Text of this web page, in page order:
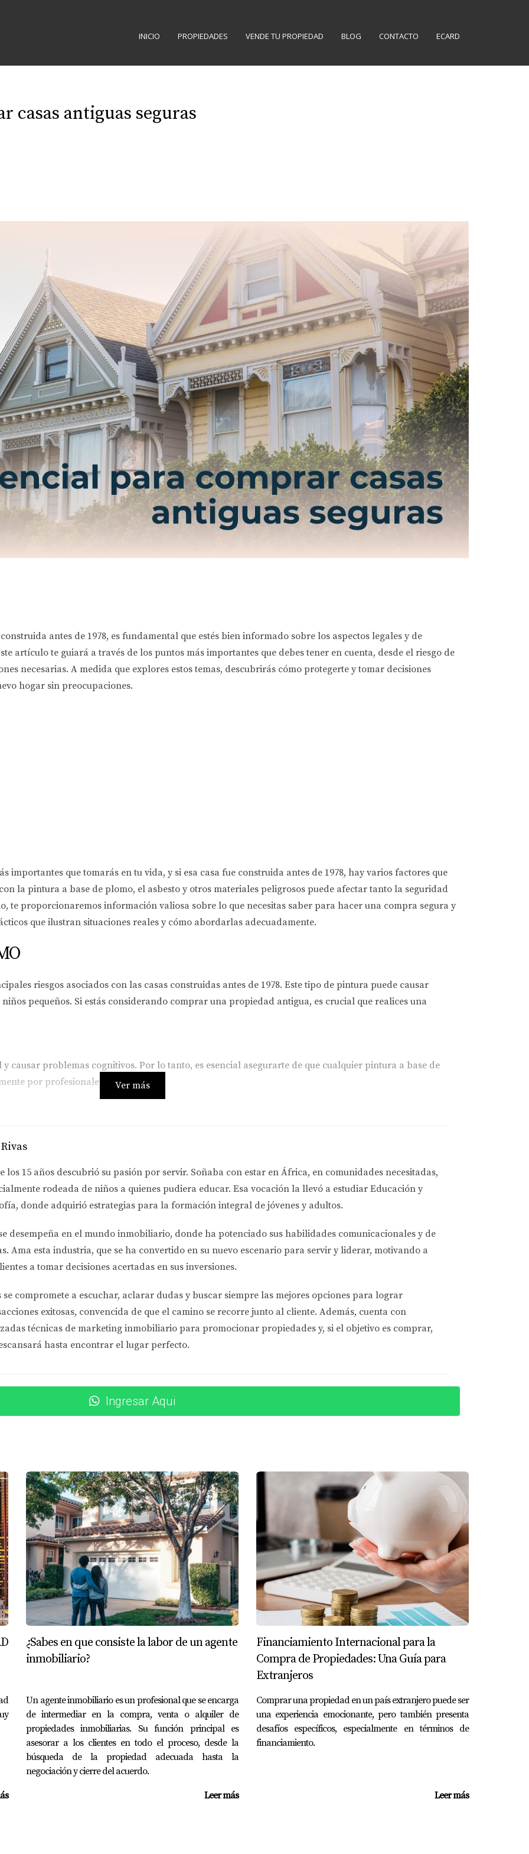
INICIO PROPIEDADES VENDE TU PROPIEDAD BLOG CONTACTO ECARD
casas antiguas seguras
antes de 1978, es fundamental que estés bien informado sobre los aspectos legales y de
artículo te guiará a través de los puntos más importantes que debes tener en cuenta, desde el riesgo de
necesarias. A medida que explores estos temas, descubrirás cómo protegerte y tomar decisiones
hogar sin preocupaciones.
importantes que tomarás en tu vida, y si esa casa fue construida antes de 1978, hay varios factores que
la pintura a base de plomo, el asbesto y otros materiales peligrosos puede afectar tanto la seguridad
te proporcionaremos información valiosa sobre lo que necesitas saber para hacer una compra segura y
que ilustran situaciones reales y cómo abordarlas adecuadamente.
riesgos asociados con las casas construidas antes de 1978. Este tipo de pintura puede causar
pequeños. Si estás considerando comprar una propiedad antigua, es crucial que realices una
causar problemas cognitivos. Por lo tanto, es esencial asegurarte de que cualquier pintura a base de
por profesionales certificados.
base de plomo, hay otras inspecciones que deberías considerar al comprar una casa antigua. Esto
eléctricos obsoletos y problemas estructurales.
para asegurar que no haya riesgos.
que no cumplen con los estándares modernos. Asegúrate de contratar un electricista calificado para
1965 sin realizar una inspección adecuada. Después del cierre, descubrieron pintura a base de plomo y
hecho pruebas previas a la compra, podrían haber negociado un mejor precio o evitado la
en 1970 y decidió realizar una inspección completa. Se encontró asbesto en el aislamiento del ático.
con el vendedor para cubrir parte del costo de eliminación.
Eléctricas
revisar el sistema eléctrico. Después de mudarse, tuvieron problemas recurrentes con cortocircuitos
malas la importancia de tener un electricista profesional revisando la propiedad antes del cierre.
las inspecciones pertinentes y estar atento a los riesgos asociados con materiales peligrosos como el
como Eira Rivas para obtener asesoramiento personalizado durante tu proceso de compra. ¡No
paso hacia tu nueva casa o si tienes preguntas sobre propiedades antiguas, ¡contáctame hoy mismo! Estoy
para ti.
plomo o realizar pruebas específicas si no tienes acceso a dicha información.
Ver más
los 15 años descubrió su pasión por servir. Soñaba con estar en África, en comunidades necesitadas,
rodeada de niños a quienes pudiera educar. Esa vocación la llevó a estudiar Educación y
, donde adquirió estrategias para la formación integral de jóvenes y adultos.
desempeña en el mundo inmobiliario, donde ha potenciado sus habilidades comunicacionales y de
Ama esta industria, que se ha convertido en su nuevo escenario para servir y liderar, motivando a
a tomar decisiones acertadas en sus inversiones.
se compromete a escuchar, aclarar dudas y buscar siempre las mejores opciones para lograr
exitosas, convencida de que el camino se recorre junto al cliente. Además, cuenta con
técnicas de marketing inmobiliario para promocionar propiedades y, si el objetivo es comprar,
hasta encontrar el lugar perfecto.
Ingresar Aqui
¿Sabes en que consiste la labor de un agente
inmobiliario?
Un agente inmobiliario es un profesional que se encarga
de intermediar en la compra, venta o alquiler de
propiedades inmobiliarias. Su función principal es
asesorar a los clientes en todo el proceso, desde la
búsqueda de la propiedad adecuada hasta la
negociación y cierre del acuerdo.
Leer más
Financiamiento Internacional para la
Compra de Propiedades: Una Guía para
Extranjeros
Comprar una propiedad en un país extranjero puede ser
una experiencia emocionante, pero también presenta
desafíos específicos, especialmente en términos de
financiamiento.
Leer más